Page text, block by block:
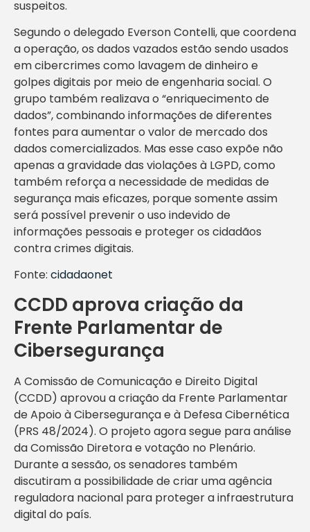
suspeitos.
Segundo o delegado Everson Contelli, que coordena
a operação, os dados vazados estão sendo usados
em cibercrimes como lavagem de dinheiro e
golpes digitais por meio de engenharia social. O
grupo também realizava o “enriquecimento de
dados”, combinando informações de diferentes
fontes para aumentar o valor de mercado dos
dados comercializados. Mas esse caso expõe não
apenas a gravidade das violações à LGPD, como
também reforça a necessidade de medidas de
segurança mais eficazes, porque somente assim
será possível prevenir o uso indevido de
informações pessoais e proteger os cidadãos
contra crimes digitais.
Fonte: cidadaonet
CCDD aprova criação da
Frente Parlamentar de
Cibersegurança
A Comissão de Comunicação e Direito Digital
(CCDD) aprovou a criação da Frente Parlamentar
de Apoio à Cibersegurança e à Defesa Cibernética
(PRS 48/2024). O projeto agora segue para análise
da Comissão Diretora e votação no Plenário.
Durante a sessão, os senadores também
discutiram a possibilidade de criar uma agência
reguladora nacional para proteger a infraestrutura
digital do país.